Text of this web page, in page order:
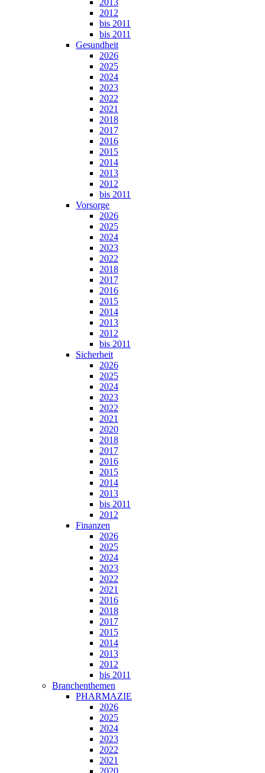
2013
2012
bis 2011
bis 2011
Gesundheit
2026
2025
2024
2023
2022
2021
2018
2017
2016
2015
2014
2013
2012
bis 2011
Vorsorge
2026
2025
2024
2023
2022
2018
2017
2016
2015
2014
2013
2012
bis 2011
Sicherheit
2026
2025
2024
2023
2022
2021
2020
2018
2017
2016
2015
2014
2013
bis 2011
2012
Finanzen
2026
2025
2024
2023
2022
2021
2016
2018
2017
2015
2014
2013
2012
bis 2011
Branchenthemen
PHARMAZIE
2026
2025
2024
2023
2022
2021
2020